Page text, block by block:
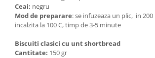
Ceai: negru
Mod de preparare: se infuzeaza un plic, in
incalzita la 100 C, timp de 3-5 minute
Biscuiti clasici cu unt shortbread
Cantitate: 150 gr